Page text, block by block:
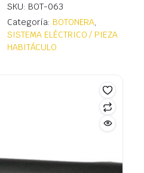
SKU: BOT-063
Categoría: BOTONERA
SISTEMA ELÉCTRICO / PIEZA
HABITÁCULO